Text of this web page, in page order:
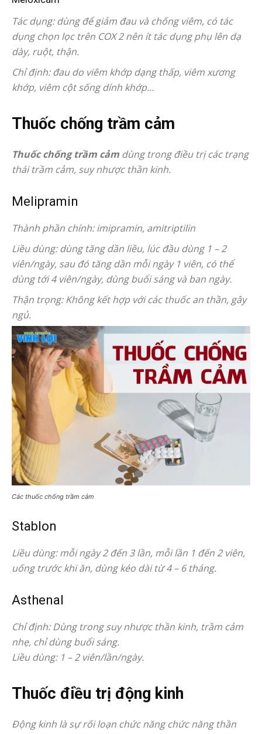
Tác dụng: dùng để giảm đau và chống viêm, có tác
dụng chọn lọc trên COX 2 nên ít tác dụng phụ lên dạ
dày, ruột, thận.
Chỉ định: đau do viêm khớp dạng thấp, viêm xương
khớp, viêm cột sống dính khớp…
Thuốc chống trầm cảm
Thuốc chống trầm cảm dùng trong điều trị các trạng
thái trầm cảm, suy nhược thần kinh.
Melipramin
Thành phần chính: imipramin, amitriptilin
Liều dùng: dùng tăng dần liều, lúc đầu dùng 1 – 2
viên/ngày, sau đó tăng dần mỗi ngày 1 viên, có thể
dùng tới 4 viên/ngày, dùng buổi sáng và ban ngày.
Thận trọng: Không kết hợp với các thuốc an thần, gây
ngủ.
Các thuốc chống trầm cảm
Stablon
Liều dùng: mỗi ngày 2 đến 3 lần, mỗi lần 1 đến 2 viên,
uống trước khi ăn, dùng kéo dài từ 4 – 6 tháng.
Asthenal
Chỉ định: Dùng trong suy nhược thần kinh, trầm cảm
nhẹ, chỉ dùng buổi sáng.
Liều dùng: 1 – 2 viên/lần/ngày.
Thuốc điều trị động kinh
Động kinh là sự rối loạn chức năng chức năng thần